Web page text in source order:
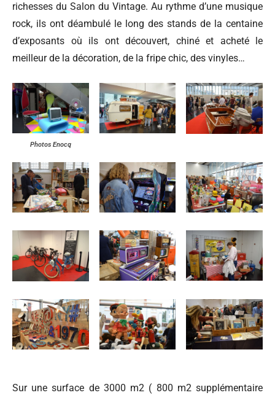
richesses du Salon du Vintage. Au rythme d’une musique
rock, ils ont déambulé le long des stands de la centaine
d’exposants où ils ont découvert, chiné et acheté le
meilleur de la décoration, de la fripe chic, des vinyles…
Photos Enocq
Sur une surface de 3000 m2 ( 800 m2 supplémentaire